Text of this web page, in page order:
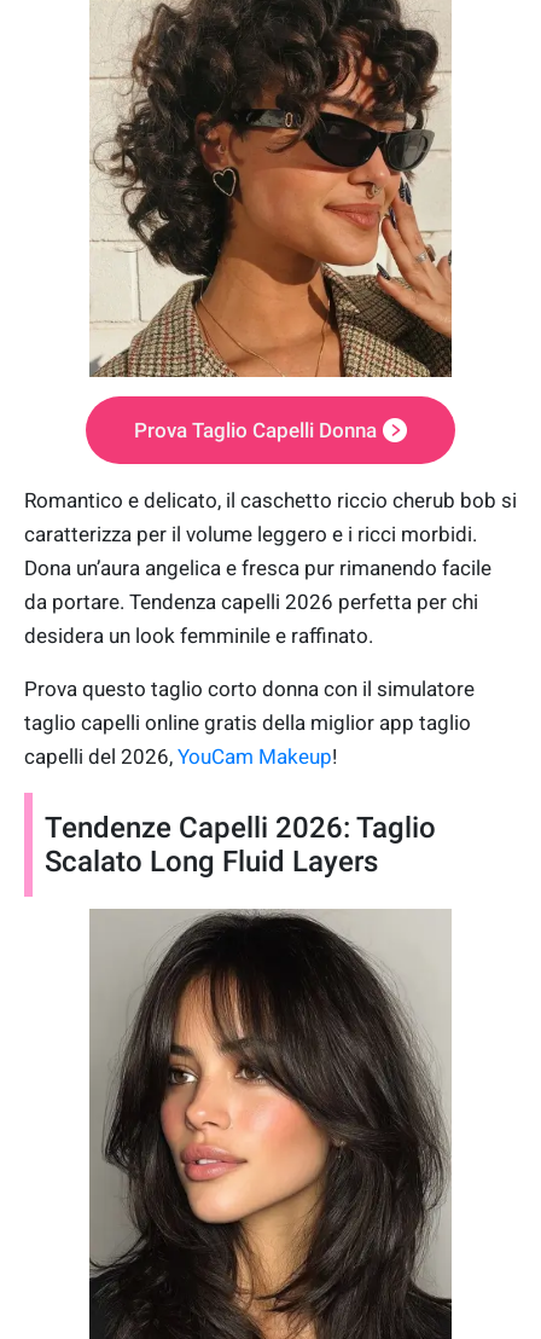
Prova Taglio Capelli Donna
Romantico e delicato, il caschetto riccio cherub bob si
caratterizza per il volume leggero e i ricci morbidi.
Dona un’aura angelica e fresca pur rimanendo facile
da portare. Tendenza capelli 2026 perfetta per chi
desidera un look femminile e raffinato.
Prova questo taglio corto donna con il simulatore
taglio capelli online gratis della miglior app taglio
capelli del 2026, YouCam Makeup!
Tendenze Capelli 2026: Taglio
Scalato Long Fluid Layers